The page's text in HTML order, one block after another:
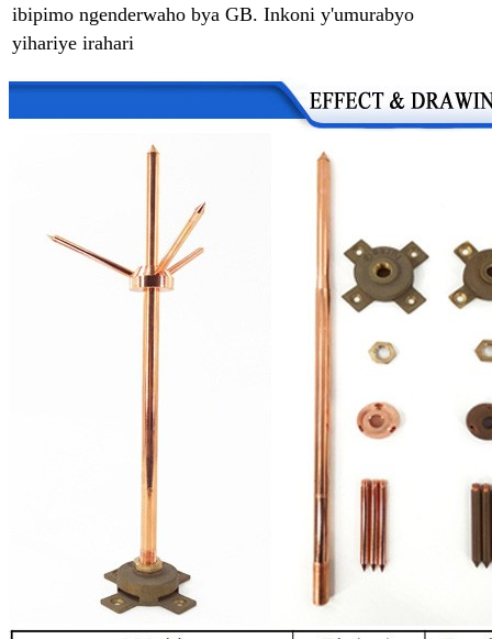
ibipimo ngenderwaho bya GB. Inkoni y'umurabyo
yihariye irahari